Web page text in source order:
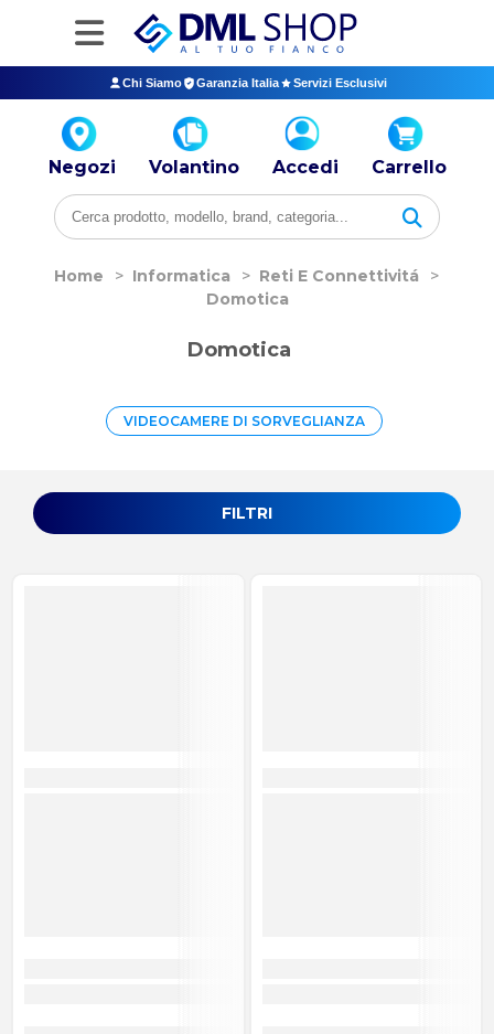
Chi Siamo Garanzia Italia Servizi Esclusivi
Negozi Volantino Accedi Carrello
Home > Informatica > Reti E Connettivitá
>
Domotica
FILTRI
Domotica
VIDEOCAMERE DI SORVEGLIANZA